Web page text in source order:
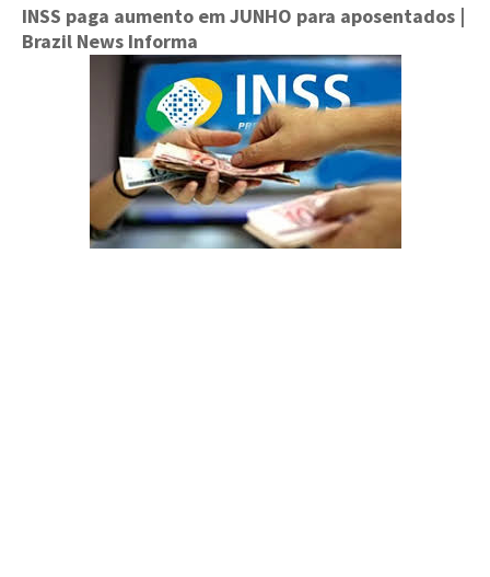
INSS paga aumento em JUNHO para aposentados |
Brazil News Informa